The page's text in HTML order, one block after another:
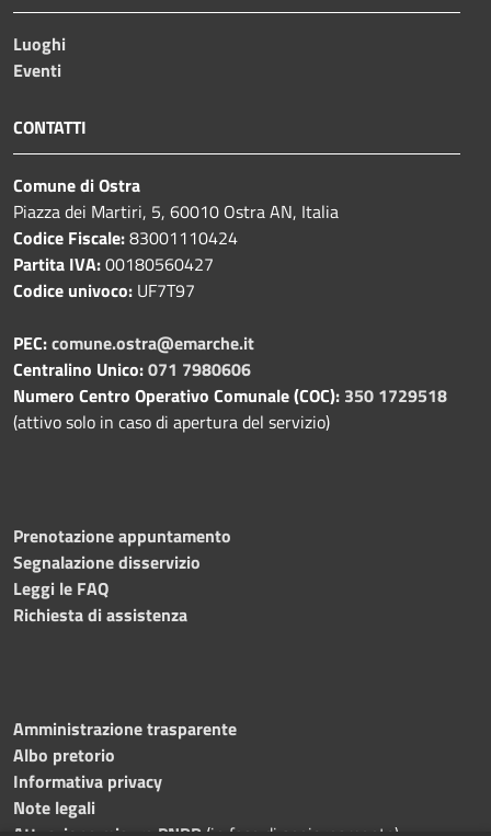
Luoghi
Eventi
CONTATTI
Comune di Ostra
Piazza dei Martiri, 5, 60010 Ostra AN, Italia
Codice Fiscale:83001110424
Partita IVA:00180560427
Codice univoco: UF7T97
PEC:comune.ostra@emarche.it
Centralino Unico:071 7980606
Numero Centro Operativo Comunale (COC): 350 1729518
(attivo solo in caso di apertura del servizio)
Prenotazione appuntamento
Segnalazione disservizio
Leggi le FAQ
Richiesta di assistenza
Amministrazione trasparente
Albo pretorio
Informativa privacy
Note legali